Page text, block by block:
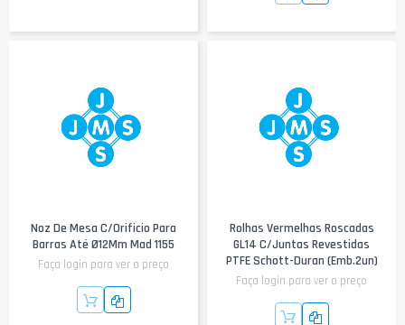
Noz De Mesa C/Orificio Para
Barras Até Ø12Mm Mad 1155
Faça login para ver o preço
Rolhas Vermelhas Roscadas
GL14 C/juntas Revestidas
PTFE Schott-Duran (emb.2un)
Faça login para ver o preço